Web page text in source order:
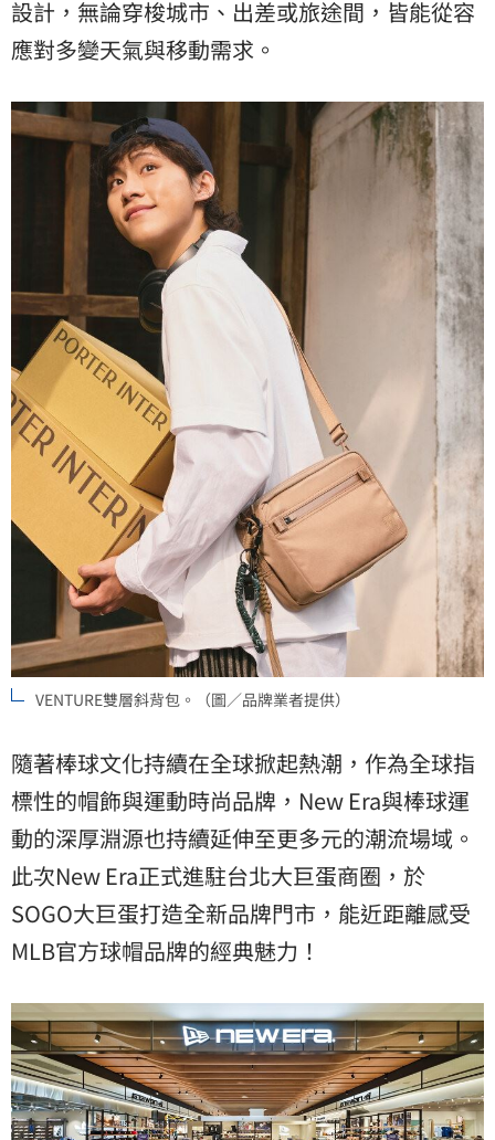
設計，無論穿梭城市、出差或旅途間，皆能從容
應對多變天氣與移動需求。
VENTURE雙層斜背包。（圖／品牌業者提供）
隨著棒球文化持續在全球掀起熱潮，作為全球指
標性的帽飾與運動時尚品牌，New Era與棒球運
動的深厚淵源也持續延伸至更多元的潮流場域。
此次New Era正式進駐台北大巨蛋商圈，於
SOGO大巨蛋打造全新品牌門市，能近距離感受
MLB官方球帽品牌的經典魅力！